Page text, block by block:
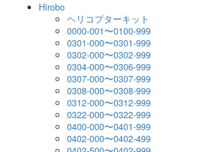
Hirobo
ヘリコプターキット
0000-001〜0100-999
0301-000〜0301-999
0302-000〜0302-999
0304-000〜0306-999
0307-000〜0307-999
0308-000〜0308-999
0312-000〜0312-999
0322-000〜0322-999
0400-000〜0401-999
0402-000〜0402-499